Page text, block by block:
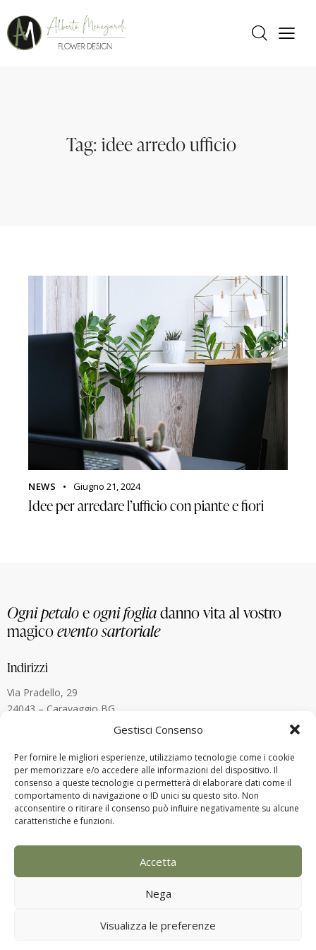
Gestisci Consenso
Per fornire le migliori esperienze, utilizziamo tecnologie come i cookie
per memorizzare e/o accedere alle informazioni del dispositivo. Il
consenso a queste tecnologie ci permetterà di elaborare dati come il
comportamento di navigazione o ID unici su questo sito. Non
acconsentire o ritirare il consenso può influire negativamente su alcune
caratteristiche e funzioni.
Accetta
Nega
Visualizza le preferenze
Tag: idee arredo ufficio
NEWS Giugno 21, 2024
Idee per arredare l’ufficio con piante e fiori
Ogni petaloeogni fogliadanno vita al vostro
magicoevento sartoriale
Indirizzi
Via Pradello, 29
24043 – Caravaggio BG
Umbertide – 06019 (PG)
Contatti
alberto.menegardi@gmail.com
+39 338 880 8773
2025 © Alberto Menegardi – P.IVA: